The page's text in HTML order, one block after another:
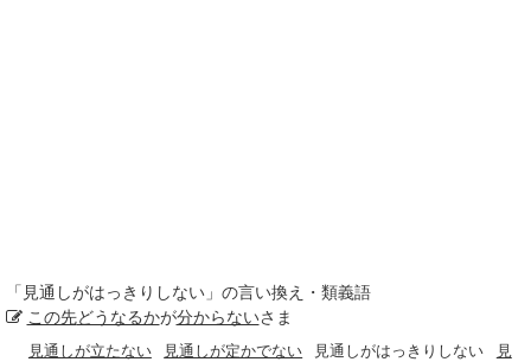
「 見通しがはっきりしない 」の言い換え・類義語
この先どうなるかが分からないさま
見通しが立たない 見通しが定かでない 見通しがはっきりしない
見